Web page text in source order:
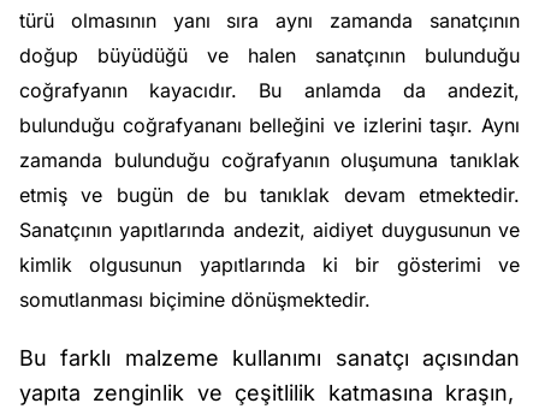
türü olmasının yanı sıra aynı zamanda sanatçının
doğup büyüdüğü ve halen sanatçının bulunduğu
coğrafyanın kayacıdır. Bu anlamda da andezit,
bulunduğu coğrafyananı belleğini ve izlerini taşır. Aynı
zamanda bulunduğu coğrafyanın oluşumuna tanıklak
etmiş ve bugün de bu tanıklak devam etmektedir.
Sanatçının yapıtlarında andezit, aidiyet duygusunun ve
kimlik olgusunun yapıtlarında ki bir gösterimi ve
somutlanması biçimine dönüşmektedir.
Bu farklı malzeme kullanımı sanatçı açısından
yapıta zenginlik ve çeşitlilik katmasına kraşın,